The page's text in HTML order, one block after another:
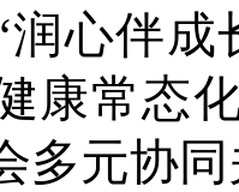
润心伴
康常态
多元协